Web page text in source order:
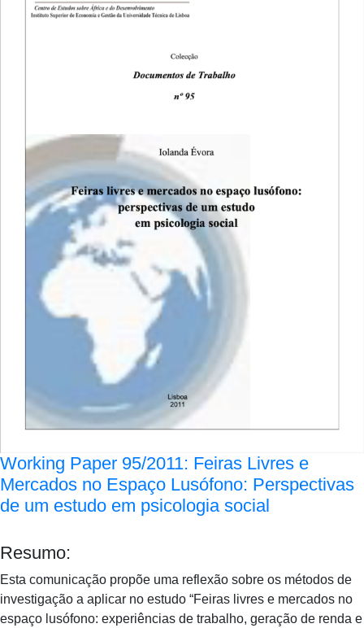
Working Paper 95/2011: Feiras Livres e
Mercados no Espaço Lusófono: Perspectivas
de um estudo em psicologia social
Resumo:
Esta comunicação propõe uma reflexão sobre os métodos de
investigação a aplicar no estudo “Feiras livres e mercados no
espaço lusófono: experiências de trabalho, geração de renda e